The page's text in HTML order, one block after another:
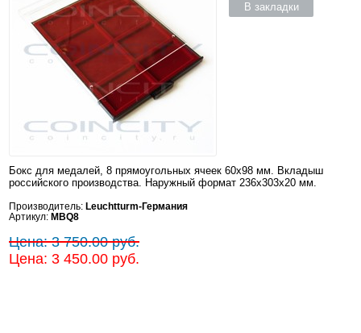
Бокс для медалей, 8 прямоугольных ячеек 60x98 мм. Вкладыш
российского производства. Наружный формат 236x303x20 мм.
Производитель: Leuchtturm-Германия
Артикул: MBQ8
Цена: 3 750.00 руб.
Цена: 3 450.00 руб.
В закладки